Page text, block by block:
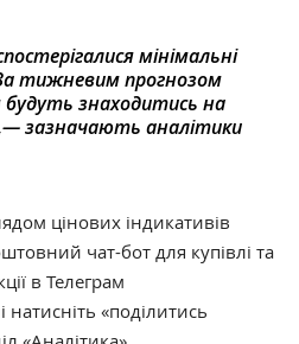
мінімальні
тижневим прогнозом
будуть знаходитись на
зазначають аналітики
цінових індикативів
чат-бот для купівлі та
в Телеграм
натисніть «поділитись